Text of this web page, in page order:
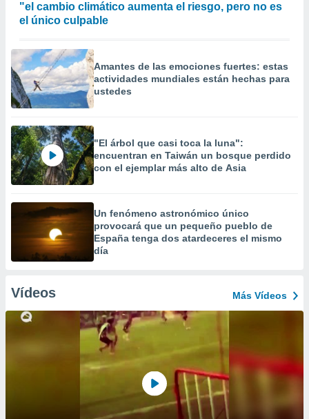
"el cambio climático aumenta el riesgo, pero no es
el único culpable
Amantes de las emociones fuertes: estas
actividades mundiales están hechas para
ustedes
"El árbol que casi toca la luna":
encuentran en Taiwán un bosque perdido
con el ejemplar más alto de Asia
Un fenómeno astronómico único
provocará que un pequeño pueblo de
España tenga dos atardeceres el mismo
día
Vídeos Más Vídeos